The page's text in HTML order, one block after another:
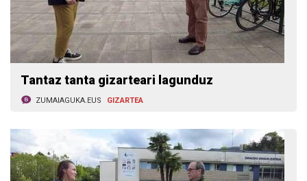
Tantaz tanta gizarteari lagunduz
ZUMAIAGUKA.EUS GIZARTEA